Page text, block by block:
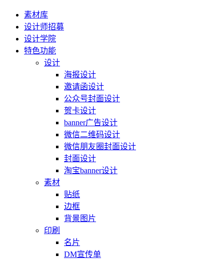
素材库
设计师招募
设计学院
特色功能
设计
海报设计
邀请函设计
公众号封面设计
贺卡设计
banner广告设计
微信二维码设计
微信朋友圈封面设计
封面设计
淘宝banner设计
素材
贴纸
边框
背景图片
印刷
名片
DM宣传单